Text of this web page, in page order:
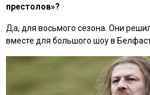
престолов»?
Да, для восьмого сезона. Они
вместе для большого шоу в